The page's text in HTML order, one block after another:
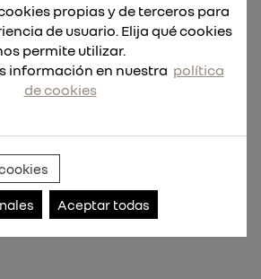
propias y de terceros para
de usuario. Elija qué cookies
permite utilizar.
información en nuestra política
de cookies
Aceptar todas